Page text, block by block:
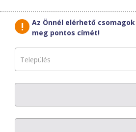
vissza a szolgáltatásokhoz
Az Önnél elérhető
meg pontos címét!